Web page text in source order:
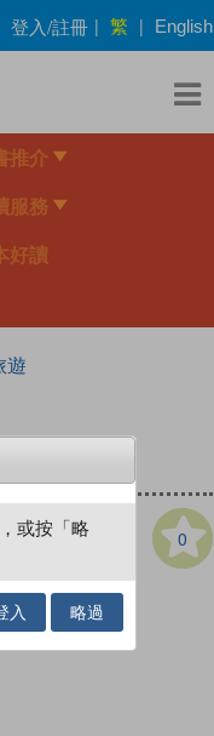
登入/註冊 | 繁 | English
推介
服務
好讀
遊
0
或按「略
入 略過